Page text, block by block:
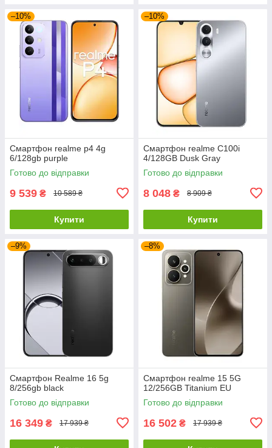
–10%
Смартфон realme p4 4g
6/128gb purple
Готово до відправки
9 539 ₴ 10 589 ₴
Купити
–10%
Смартфон realme C100i
4/128GB Dusk Gray
Готово до відправки
8 048 ₴ 8 909 ₴
Купити
–9%
Смартфон Realme 16 5g
8/256gb black
Готово до відправки
16 349 ₴ 17 939 ₴
–8%
Смартфон realme 15 5G
12/256GB Titanium EU
Готово до відправки
16 502 ₴ 17 939 ₴